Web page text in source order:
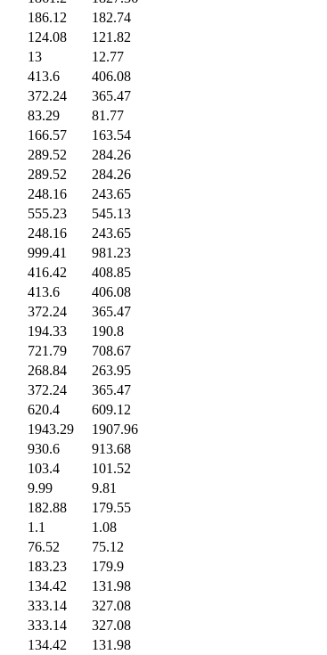
186.12
182.74
124.08
121.82
13
12.77
413.6
406.08
372.24
365.47
83.29
81.77
166.57
163.54
289.52
284.26
289.52
284.26
248.16
243.65
555.23
545.13
248.16
243.65
999.41
981.23
416.42
408.85
413.6
406.08
372.24
365.47
194.33
190.8
721.79
708.67
268.84
263.95
372.24
365.47
620.4
609.12
1943.29
1907.96
930.6
913.68
103.4
101.52
9.99
9.81
182.88
179.55
1.1
1.08
76.52
75.12
183.23
179.9
134.42
131.98
333.14
327.08
333.14
327.08
134.42
131.98